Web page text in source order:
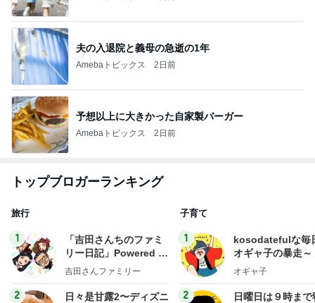
夫の入退院と義母の急逝の1年
Amebaトピックス 2日前
予想以上に大きかった自家製バーガー
Amebaトピックス 2日前
トップブロガーランキング
旅行
1
「吉田さんちのファミ
リー日記」Powered b
y Ameba 吉田さんファ
ログ
吉田さんファミリー
2
日々是甘露2〜ディズニ
子育て
1
kosodatefulな毎
オギャ子の暴走～
オギャ子
2
日曜日は９時まで